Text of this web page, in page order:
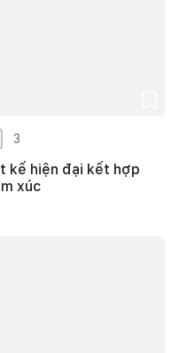
3
kế hiện đại kết hợp
xúc